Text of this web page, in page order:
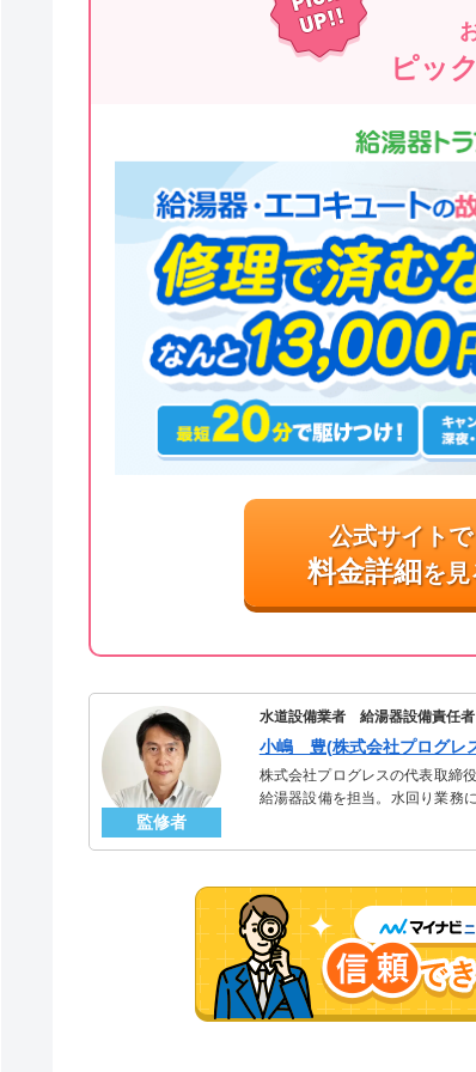
ピッ
公式サイトで
料金詳細を見
監修者
水道設備業者 給湯器設備責任者
小嶋 豊(株式会社プログレ
株式会社プログレスの代表取締
給湯器設備を担当。水回り業務